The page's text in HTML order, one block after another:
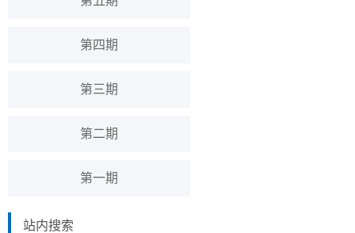
第四期
第三期
第二期
第一期
站内搜索